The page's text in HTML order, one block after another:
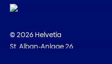
© 2026 Helvetia
St. Alban-Anlage 26